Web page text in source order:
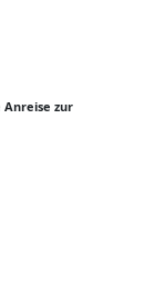
Anreise zur